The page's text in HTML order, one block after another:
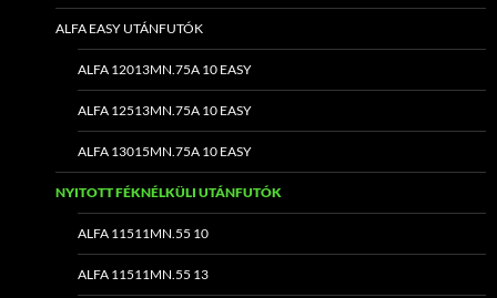
ALFA EASY UTÁNFUTÓK
ALFA 12013MN.75A 10 EASY
ALFA 12513MN.75A 10 EASY
ALFA 13015MN.75A 10 EASY
NYITOTT FÉKNÉLKÜLI UTÁNFUTÓK
ALFA 11511MN.55 10
ALFA 11511MN.55 13